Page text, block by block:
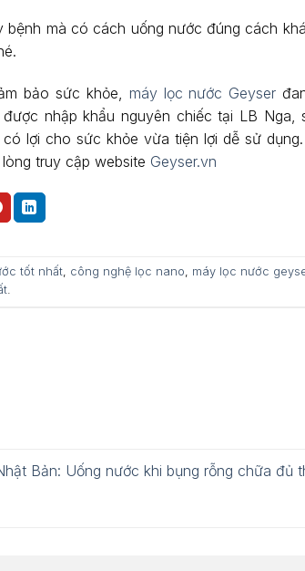
mà có cách uống nước đúng cách
bảo sức khỏe, máy lọc nước Geyser
nhập khẩu nguyên chiếc tại LB Nga,
lợi cho sức khỏe vừa tiện lợi dễ sử
truy cập website Geyser.vn
tốt nhất, công nghệ lọc nano, máy lọc nước
.
Bản: Uống nước khi bụng rỗng chữa đủ